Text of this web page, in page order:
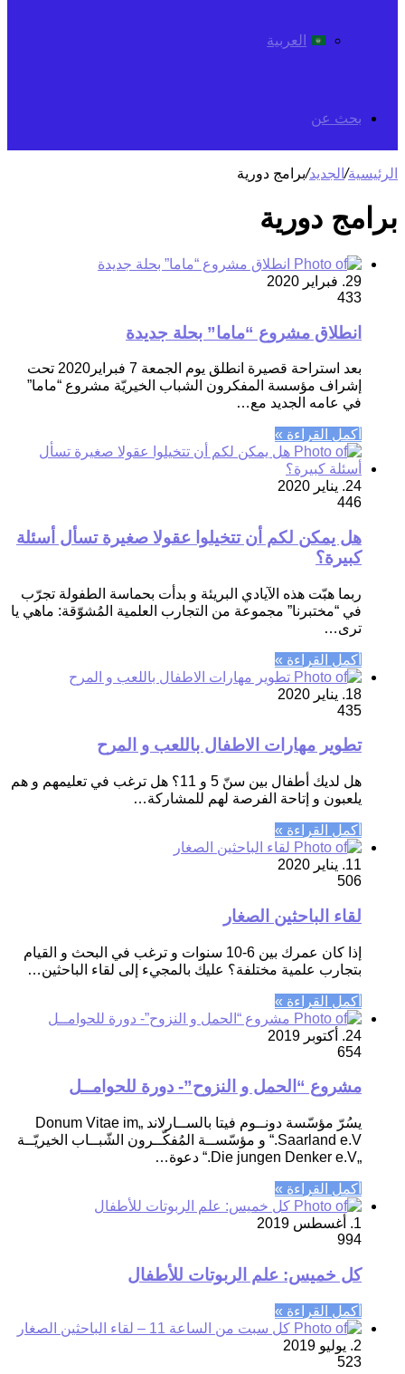
العربية
بحث عن
الرئيسية/الجديد/برامج دورية
برامج دورية
29. فبراير 2020
433
انطلاق مشروع “ماما” بحلة جديدة
بعد استراحة قصيرة انطلق يوم الجمعة 7 فبراير2020 تحت
إشراف مؤسسة المفكرون الشباب الخيريّة مشروع “ماما”
في عامه الجديد مع…
أكمل القراءة »
24. يناير 2020
446
هل يمكن لكم أن تتخيلوا عقولا صغيرة تسأل أسئلة
كبيرة؟
ربما هبّت هذه الآيادي البريئة و بدأت بحماسة الطفولة تجرّب
في “مختبرنا” مجموعة من التجارب العلمية المُشوّقة: ماهي يا
ترى…
أكمل القراءة »
18. يناير 2020
435
تطوير مهارات الاطفال باللعب و المرح
هل لديك أطفال بين سنّ 5 و 11؟ هل ترغب في تعليمهم و هم
يلعبون و إتاحة الفرصة لهم للمشاركة…
أكمل القراءة »
11. يناير 2020
506
لقاء الباحثين الصغار
إذا كان عمرك بين 6-10 سنوات و ترغب في البحث و القيام
بتجارب علمية مختلفة؟ عليك بالمجيء إلى لقاء الباحثين…
أكمل القراءة »
24. أكتوبر 2019
654
مشروع “الحمل و النزوح”- دورة للحوامــل
يسُرّ مؤسّسة دونــوم فيتا بالســارلاند „Donum Vitae im
Saarland e.V.“ و مؤسّســة المُفكّــرون الشّبــاب الخيريّــة
„Die jungen Denker e.V.“ دعوة…
أكمل القراءة »
1. أغسطس 2019
994
كل خميس: علم الربوتات للأطفال
أكمل القراءة »
2. يوليو 2019
523